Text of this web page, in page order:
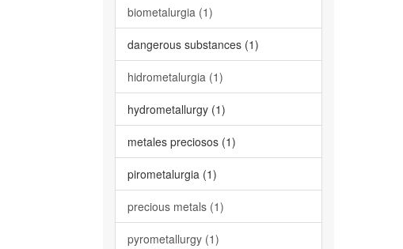
biometalurgia (1)
dangerous substances (1)
hidrometalurgia (1)
hydrometallurgy (1)
metales preciosos (1)
pirometalurgia (1)
precious metals (1)
pyrometallurgy (1)